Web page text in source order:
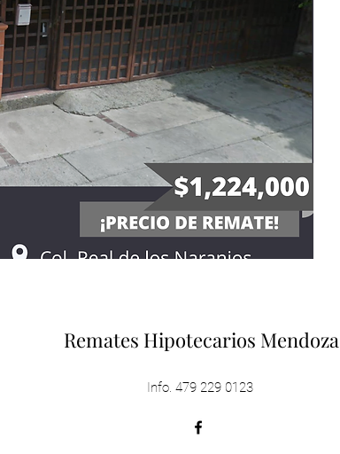
Remates Hipotecarios Mendoza
Info. 479 229 0123